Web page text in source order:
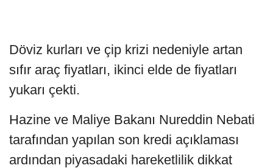
Döviz kurları ve çip krizi nedeniyle artan
sıfır araç fiyatları, ikinci elde de fiyatları
yukarı çekti.
Hazine ve Maliye Bakanı Nureddin Nebati
tarafından yapılan son kredi açıklaması
ardından piyasadaki hareketlilik dikkat